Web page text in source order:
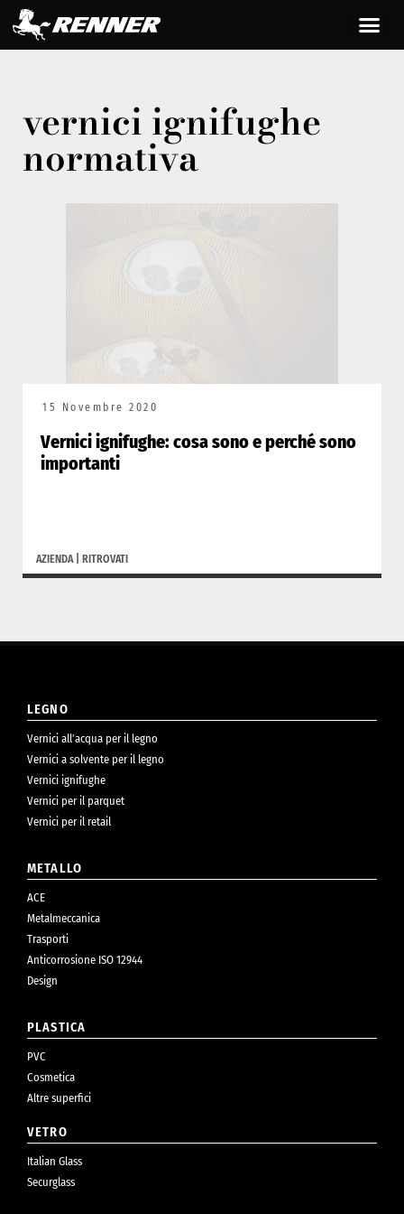
vernici ignifughe
normativa
15 Novembre 2020
Vernici ignifughe: cosa sono e perché sono
importanti
AZIENDA| RITROVATI
LEGNO
Vernici all’acqua per il legno
Vernici a solvente per il legno
Vernici ignifughe
Vernici per il parquet
Vernici per il retail
METALLO
ACE
Metalmeccanica
Trasporti
Anticorrosione ISO 12944
Design
PLASTICA
PVC
Cosmetica
Altre superfici
VETRO
Italian Glass
Securglass